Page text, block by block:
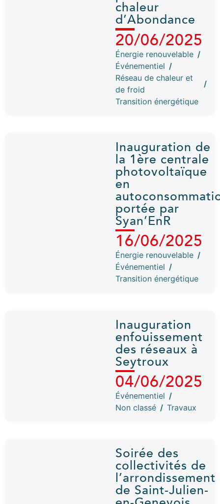
chaleur
d’Abondance
20/06/2025
Énergie renouvelable /
Événementiel /
Réseau de chaleur et
de froid
/
Transition énergétique
Inauguration de
la 1ère centrale
photovoltaïque
en
portée par
Syan’EnR
16/06/2025
Énergie renouvelable /
Événementiel /
Transition énergétique
Inauguration
enfouissement
des réseaux à
Seytroux
04/06/2025
Événementiel /
Non classé / Travaux
Soirée des
collectivités de
l’arrondissement
de Saint-Julien-